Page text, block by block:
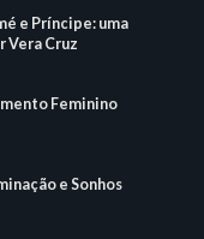
e Príncipe: uma
Vera Cruz
Feminino
e Sonhos